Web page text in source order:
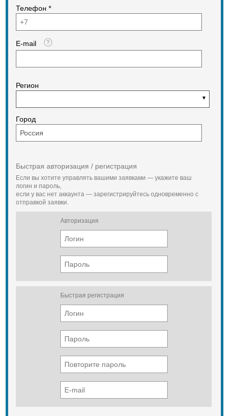
Телефон *
E-mail
Регион
Город
Быстрая авторизация / регистрация
Если вы хотите управлять вашими заявками — укажите ваш
логин и пароль,
если у вас нет аккаунта — зарегистрируйтесь одновременно с
отправкой заявки.
Авторизация
Быстрая регистрация